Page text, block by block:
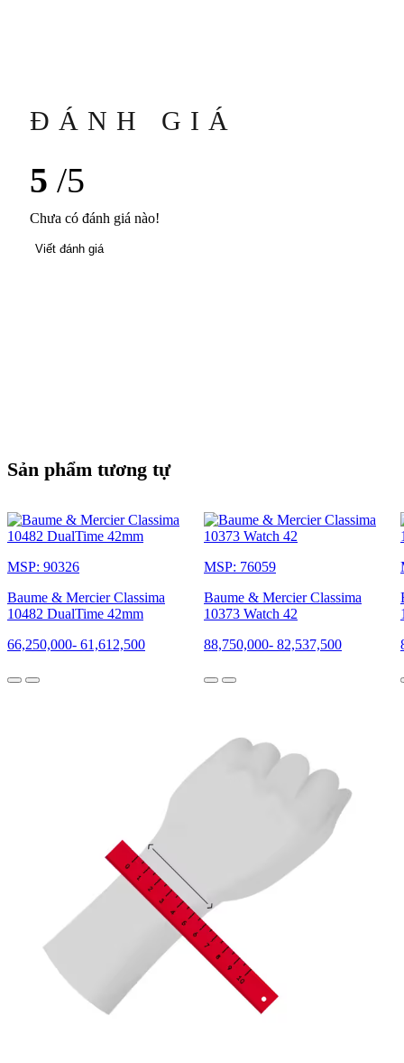
Khả năng chống nước: 3 ATM (khoảng 30 m)
ĐÁNH GIÁ
5 /5
Chưa có đánh giá nào!
Viết đánh giá
Sản phẩm tương tự
MSP: 90326
Baume & Mercier Classima
10482 DualTime 42mm
66,250,000- 61,612,500
MSP: 76059
Baume & Mercier Classima
10373 Watch 42
88,750,000- 82,537,500